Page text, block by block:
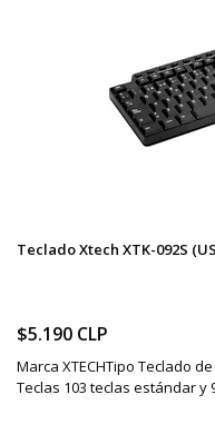
Teclado Xtech XTK-092S
$5.190 CLP
Marca XTECHTipo Teclado
Teclas 103 teclas estándar y